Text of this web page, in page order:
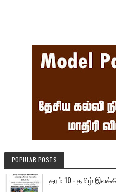
POPULAR POSTS
தரம் 10 - தமிழ்